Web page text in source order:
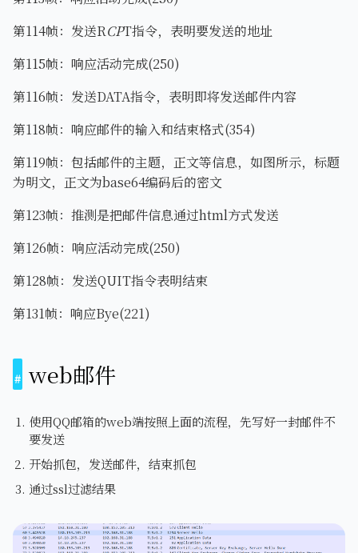
第114帧：发送RCPT指令，表明要发送的地址
第115帧：响应活动完成(250)
第116帧：发送DATA指令，表明即将发送邮件内容
第118帧：响应邮件的输入和结束格式(354)
第119帧：包括邮件的主题，正文等信息，如图所示，标题
为明文，正文为base64编码后的密文
第123帧：推测是把邮件信息通过html方式发送
第126帧：响应活动完成(250)
第128帧：发送QUIT指令表明结束
第131帧：响应Bye(221)
web邮件
使用QQ邮箱的web端按照上面的流程，先写好一封邮件不
要发送
开始抓包，发送邮件，结束抓包
通过ssl过滤结果